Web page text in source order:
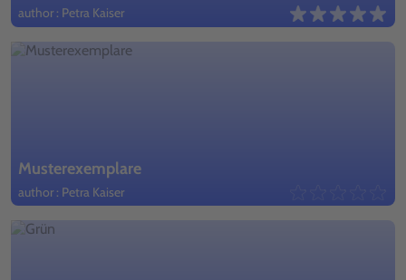
author : Petra Kaiser
Musterexemplare
author : Petra Kaiser